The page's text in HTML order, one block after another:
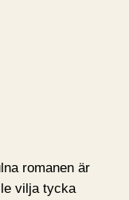
romanen är
vilja tycka